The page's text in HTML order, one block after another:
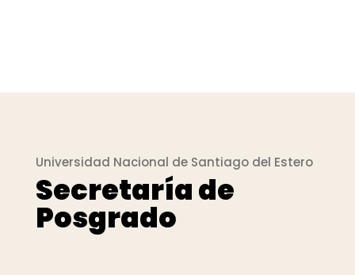
Universidad Nacional de Santiago del Estero
Secretaría de
Posgrado